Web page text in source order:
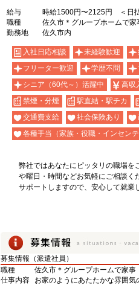
給与
時給1500円〜2125円 ＜日
職種
佐久市＊グループホームで
勤務地
佐久市内
入社日応相談 未経験歓迎
フリーター歓迎
学歴不問
シニア（60代～）活躍中
高収
禁煙・分煙
駅直結・駅チカ
交通費支給
社会保険あり
各種手当（家族・役職・インセン
弊社ではあなたにピッタリの職場を
や曜日・時間などお気軽にご相談く
サポートしますので、安心して就業
募集情報（派遣社員）
職種
佐久市＊グループホームで家事
仕事内容
お家のようにあたたかな雰囲